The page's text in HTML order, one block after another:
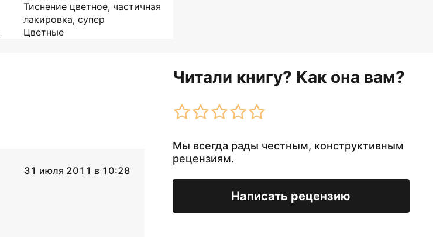
Тиснение цветное, частичная
лакировка, супер
Цветные
Читали книгу? Как она вам?
Мы всегда рады честным, конструктивным
рецензиям.
Написать рецензию
31 июля 2011 в 10:28